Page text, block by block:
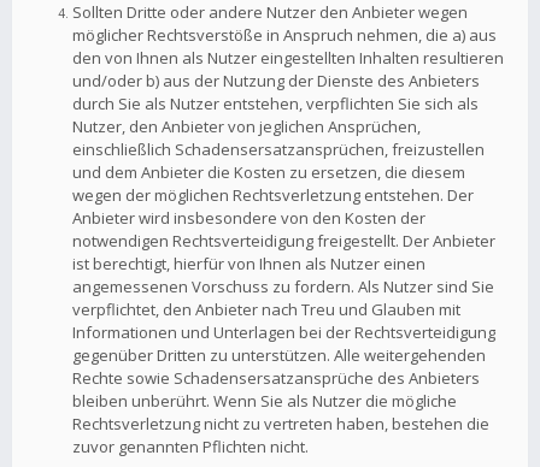
Sollten Dritte oder andere Nutzer den Anbieter wegen
möglicher Rechtsverstöße in Anspruch nehmen, die a) aus
den von Ihnen als Nutzer eingestellten Inhalten resultieren
und/oder b) aus der Nutzung der Dienste des Anbieters
durch Sie als Nutzer entstehen, verpflichten Sie sich als
Nutzer, den Anbieter von jeglichen Ansprüchen,
einschließlich Schadensersatzansprüchen, freizustellen
und dem Anbieter die Kosten zu ersetzen, die diesem
wegen der möglichen Rechtsverletzung entstehen. Der
Anbieter wird insbesondere von den Kosten der
notwendigen Rechtsverteidigung freigestellt. Der Anbieter
ist berechtigt, hierfür von Ihnen als Nutzer einen
angemessenen Vorschuss zu fordern. Als Nutzer sind Sie
verpflichtet, den Anbieter nach Treu und Glauben mit
Informationen und Unterlagen bei der Rechtsverteidigung
gegenüber Dritten zu unterstützen. Alle weitergehenden
Rechte sowie Schadensersatzansprüche des Anbieters
bleiben unberührt. Wenn Sie als Nutzer die mögliche
Rechtsverletzung nicht zu vertreten haben, bestehen die
zuvor genannten Pflichten nicht.